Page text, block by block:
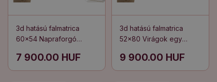
3d hatású falmatrica
60x54 Napraforgó
7 900.00 HUF
3d hatású falmatrica
52x80 Virágok egy
9 900.00 HUF